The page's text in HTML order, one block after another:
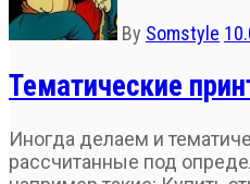
By Somstyle
Тематические
Иногда делаем и
рассчитанные под